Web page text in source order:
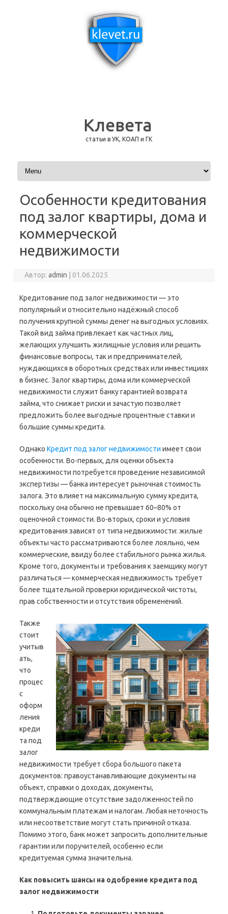
Клевета
статьи в УК, КОАП и ГК
Перейти к содержимому
Особенности кредитования
под залог квартиры, дома и
коммерческой
недвижимости
Автор:admin 01.06.2025
Кредитование под залог недвижимости — это
популярный и относительно надёжный способ
получения крупной суммы денег на выгодных условиях.
Такой вид займа привлекает как частных лиц,
желающих улучшить жилищные условия или решить
финансовые вопросы, так и предпринимателей,
нуждающихся в оборотных средствах или инвестициях
в бизнес. Залог квартиры, дома или коммерческой
недвижимости служит банку гарантией возврата
займа, что снижает риски и зачастую позволяет
предложить более выгодные процентные ставки и
большие суммы кредита.
Однако Кредит под залог недвижимости имеет свои
особенности. Во-первых, для оценки объекта
недвижимости потребуется проведение независимой
экспертизы — банка интересует рыночная стоимость
залога. Это влияет на максимальную сумму кредита,
поскольку она обычно не превышает 60–80% от
оценочной стоимости. Во-вторых, сроки и условия
кредитования зависят от типа недвижимости: жилые
объекты часто рассматриваются более лояльно, чем
коммерческие, ввиду более стабильного рынка жилья.
Кроме того, документы и требования к заемщику могут
различаться — коммерческая недвижимость требует
более тщательной проверки юридической чистоты,
прав собственности и отсутствия обременений.
Также
стоит
учитыв
ать,
что
процес
с
оформ
ления
креди
та под
залог
недвижимости требует сбора большого пакета
документов: правоустанавливающие документы на
объект, справки о доходах, документы,
подтверждающие отсутствие задолженностей по
коммунальным платежам и налогам. Любая неточность
или несоответствие могут стать причиной отказа.
Помимо этого, банк может запросить дополнительные
гарантии или поручителей, особенно если
кредитуемая сумма значительна.
Как повысить шансы на одобрение кредита под
залог недвижимости